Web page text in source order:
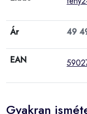
Ár 49
EAN
Gyakran